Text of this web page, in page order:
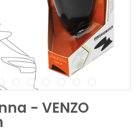
- VENZO